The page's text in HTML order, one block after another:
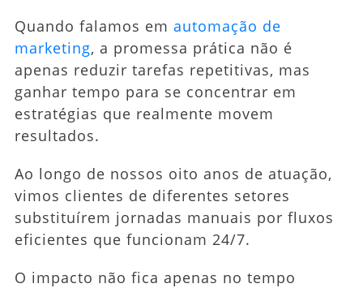
Quando falamos em automação de
marketing, a promessa prática não é
apenas reduzir tarefas repetitivas, mas
ganhar tempo para se concentrar em
estratégias que realmente movem
resultados.
Ao longo de nossos oito anos de atuação,
vimos clientes de diferentes setores
substituírem jornadas manuais por fluxos
eficientes que funcionam 24/7.
O impacto não fica apenas no tempo